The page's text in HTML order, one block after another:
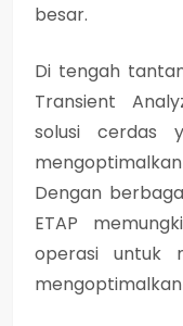
besar.
Di tengah
Transient
solusi cerdas
Dengan
ETAP
operasi untuk